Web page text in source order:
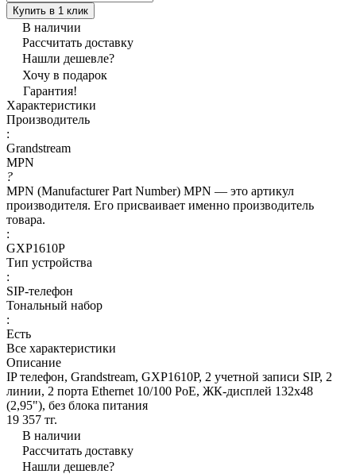
Купить в 1 клик
В наличии
Рассчитать доставку
Нашли дешевле?
Хочу в подарок
Гарантия!
Характеристики
Производитель
:
Grandstream
MPN
?
MPN (Manufacturer Part Number) MPN — это артикул
производителя. Его присваивает именно производитель
товара.
:
GXP1610P
Тип устройства
:
SIP-телефон
Тональный набор
:
Есть
Все характеристики
Описание
IP телефон, Grandstream, GXP1610P, 2 учетной записи SIP, 2
линии, 2 порта Ethernet 10/100 PoE, ЖК-дисплей 132x48
(2,95"), без блока питания
19 357 тг.
В наличии
Рассчитать доставку
Нашли дешевле?